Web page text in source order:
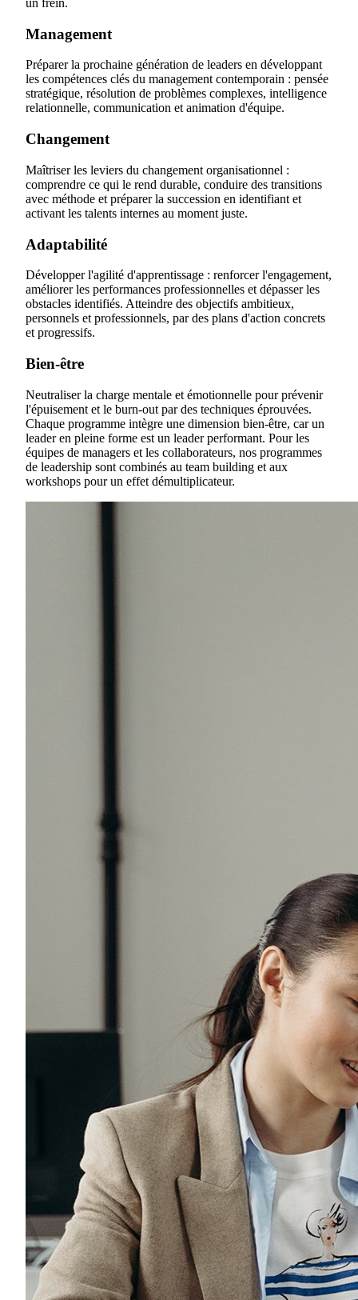
un frein.
Management
Préparer la prochaine génération de leaders en développant
les compétences clés du management contemporain : pensée
stratégique, résolution de problèmes complexes, intelligence
relationnelle, communication et animation d'équipe.
Changement
Maîtriser les leviers du changement organisationnel :
comprendre ce qui le rend durable, conduire des transitions
avec méthode et préparer la succession en identifiant et
activant les talents internes au moment juste.
Adaptabilité
Développer l'agilité d'apprentissage : renforcer l'engagement,
améliorer les performances professionnelles et dépasser les
obstacles identifiés. Atteindre des objectifs ambitieux,
personnels et professionnels, par des plans d'action concrets
et progressifs.
Bien-être
Neutraliser la charge mentale et émotionnelle pour prévenir
l'épuisement et le burn-out par des techniques éprouvées.
Chaque programme intègre une dimension bien-être, car un
leader en pleine forme est un leader performant. Pour les
équipes de managers et les collaborateurs, nos programmes
de leadership sont combinés au team building et aux
workshops pour un effet démultiplicateur.